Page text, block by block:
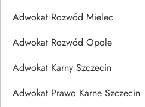
Adwokat Rozwód Mielec
Adwokat Rozwód Opole
Adwokat Karny Szczecin
Adwokat Prawo Karne Szczecin